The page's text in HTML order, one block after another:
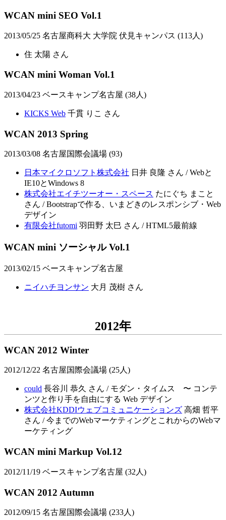
WCAN mini SEO Vol.1
2013/05/25 名古屋商科大 大学院 伏見キャンパス (113人)
住 太陽 さん
WCAN mini Woman Vol.1
2013/04/23 ベースキャンプ名古屋 (38人)
KICKS Web 千貫 りこ さん
WCAN 2013 Spring
2013/03/08 名古屋国際会議場 (93)
日本マイクロソフト株式会社 日井 良隆 さん / Webと
IE10とWindows 8
株式会社エイチツーオー・スペース たにぐち まこと
さん / Bootstrapで作る、いまどきのレスポンシブ・Web
デザイン
有限会社futomi 羽田野 太巳 さん / HTML5最前線
WCAN mini ソーシャル Vol.1
2013/02/15 ベースキャンプ名古屋
ニイハチヨンサン 大月 茂樹 さん
2012年
WCAN 2012 Winter
2012/12/22 名古屋国際会議場 (25人)
could 長谷川 恭久 さん / モダン・タイムス 〜 コンテ
ンツと作り手を自由にする Web デザイン
株式会社KDDIウェブコミュニケーションズ 高畑 哲平
さん / 今までのWebマーケティングとこれからのWebマ
ーケティング
WCAN mini Markup Vol.12
2012/11/19 ベースキャンプ名古屋 (32人)
WCAN 2012 Autumn
2012/09/15 名古屋国際会議場 (233人)